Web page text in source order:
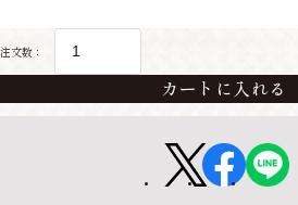
注文数：
カートに入れる